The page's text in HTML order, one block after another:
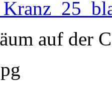
auf der